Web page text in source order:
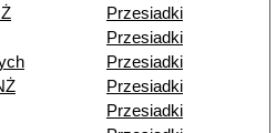
Przesiadki
Przesiadki
Przesiadki
Przesiadki
Przesiadki